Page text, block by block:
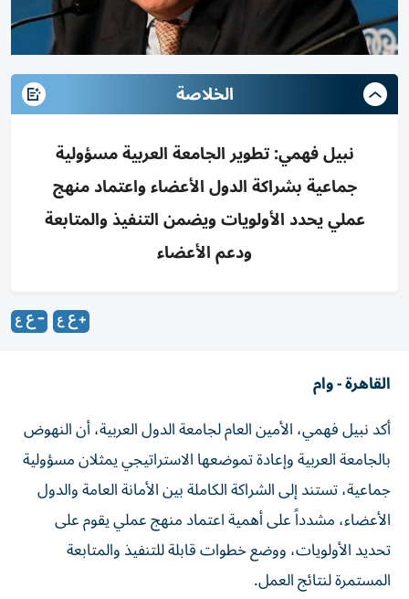
الخلاصة
نبيل فهمي: تطوير الجامعة العربية مسؤولية
جماعية بشراكة الدول الأعضاء واعتماد منهج
عملي يحدد الأولويات ويضمن التنفيذ والمتابعة
ودعم الأعضاء
القاهرة - وام
أكد نبيل فهمي، الأمين العام لجامعة الدول العربية، أن النهوض
بالجامعة العربية وإعادة تموضعها الاستراتيجي يمثلان مسؤولية
جماعية، تستند إلى الشراكة الكاملة بين الأمانة العامة والدول
الأعضاء، مشدداً على أهمية اعتماد منهج عملي يقوم على
تحديد الأولويات، ووضع خطوات قابلة للتنفيذ والمتابعة
المستمرة لنتائج العمل.